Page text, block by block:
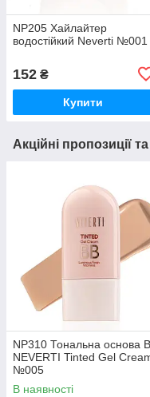
NP205 Хайлайтер
водостійкий Neverti №001
152 ₴
Купити
Акційні пропозиції
NP310 Тональна основа
NEVERTI Tinted Gel
№005
В наявності